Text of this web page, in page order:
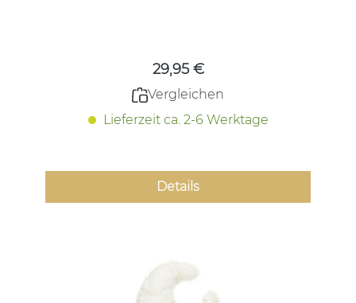
29,95 €
Vergleichen
Lieferzeit ca. 2-6 Werktage
Details